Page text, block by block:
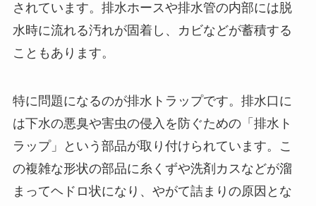
されています。排水ホースや排水管の内部には脱
水時に流れる汚れが固着し、カビなどが蓄積する
こともあります。
特に問題になるのが排水トラップです。排水口に
は下水の悪臭や害虫の侵入を防ぐための「排水ト
ラップ」という部品が取り付けられています。こ
の複雑な形状の部品に糸くずや洗剤カスなどが溜
まってヘドロ状になり、やがて詰まりの原因とな